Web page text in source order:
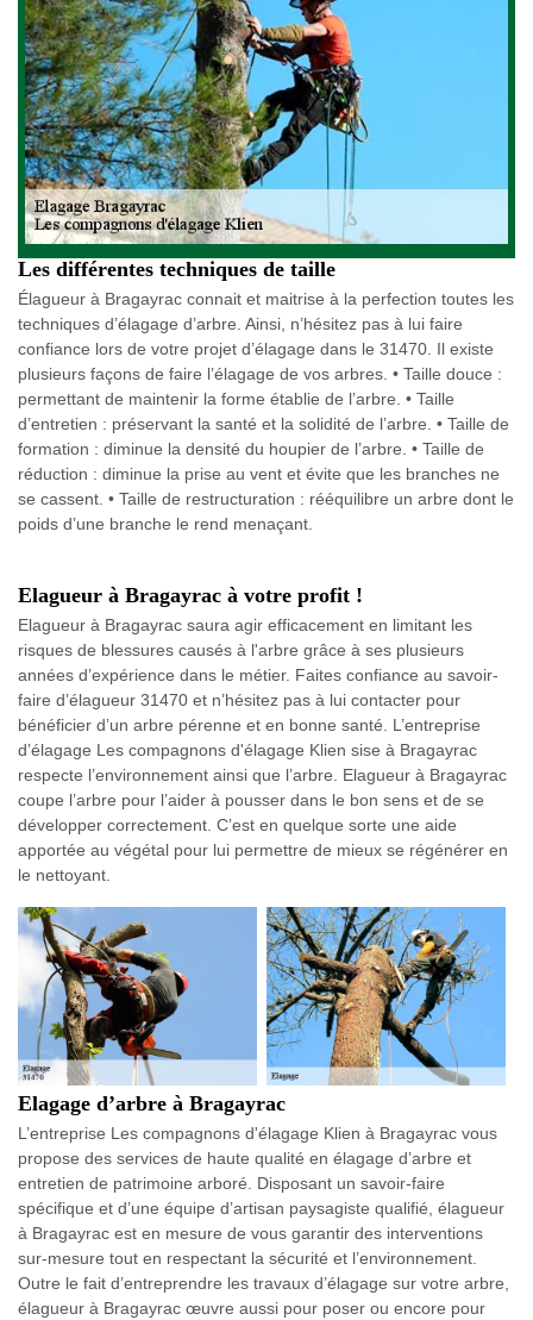
Les différentes techniques de taille
Élagueur à Bragayrac connait et maitrise à la perfection toutes les
techniques d’élagage d’arbre. Ainsi, n’hésitez pas à lui faire
confiance lors de votre projet d’élagage dans le 31470. Il existe
plusieurs façons de faire l’élagage de vos arbres. • Taille douce :
permettant de maintenir la forme établie de l’arbre. • Taille
d’entretien : préservant la santé et la solidité de l’arbre. • Taille de
formation : diminue la densité du houpier de l’arbre. • Taille de
réduction : diminue la prise au vent et évite que les branches ne
se cassent. • Taille de restructuration : rééquilibre un arbre dont le
poids d’une branche le rend menaçant.
Elagueur à Bragayrac à votre profit !
Elagueur à Bragayrac saura agir efficacement en limitant les
risques de blessures causés à l'arbre grâce à ses plusieurs
années d’expérience dans le métier. Faites confiance au savoir-
faire d’élagueur 31470 et n’hésitez pas à lui contacter pour
bénéficier d’un arbre pérenne et en bonne santé. L’entreprise
d’élagage Les compagnons d'élagage Klien sise à Bragayrac
respecte l’environnement ainsi que l’arbre. Elagueur à Bragayrac
coupe l’arbre pour l’aider à pousser dans le bon sens et de se
développer correctement. C’est en quelque sorte une aide
apportée au végétal pour lui permettre de mieux se régénérer en
le nettoyant.
Elagage d’arbre à Bragayrac
L’entreprise Les compagnons d'élagage Klien à Bragayrac vous
propose des services de haute qualité en élagage d’arbre et
entretien de patrimoine arboré. Disposant un savoir-faire
spécifique et d’une équipe d’artisan paysagiste qualifié, élagueur
à Bragayrac est en mesure de vous garantir des interventions
sur-mesure tout en respectant la sécurité et l’environnement.
Outre le fait d’entreprendre les travaux d’élagage sur votre arbre,
élagueur à Bragayrac œuvre aussi pour poser ou encore pour